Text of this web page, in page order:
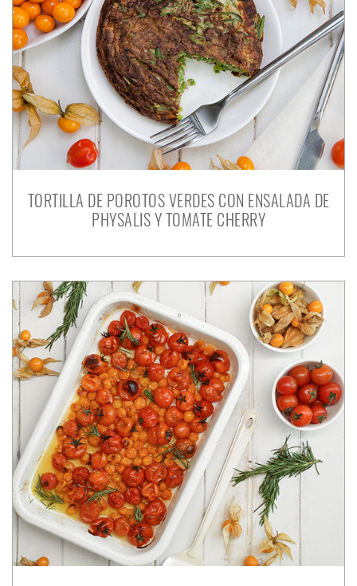
TORTILLA DE POROTOS VERDES CON ENSALADA DE
PHYSALIS Y TOMATE CHERRY